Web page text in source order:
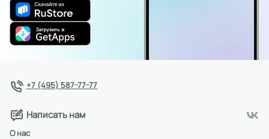
+7 (495) 587-77-77
Написать нам
О нас